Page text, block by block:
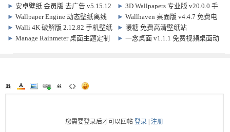
► 安卓壁纸 会员版 去广告 v5.15.12 ►3D Wallpapers 专业版 v20.0.0 手
机4D壁纸软件
►Wallpaper Engine 动态壁纸离线
版 v26.6.4.0
►Wallhaven 桌面版 v4.4.7 免费电
脑壁纸软件
►Walli 4K 破解版 2.12.82 手机壁纸
软件
► 暖糖 免费高清壁纸站
►Manage Rainmeter 桌面主题定制
►一念桌面 v1.1.1 免费视频桌面动
您需要登录后才可以回帖登录 |注册